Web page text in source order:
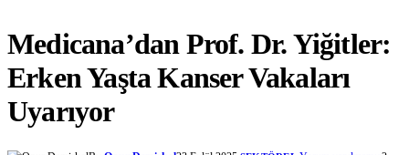
Medicana’dan Prof. Dr. Yiğitler:
Erken Yaşta Kanser Vakaları
Uyarıyor